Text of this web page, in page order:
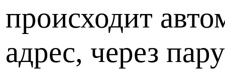
происходит
адрес, через